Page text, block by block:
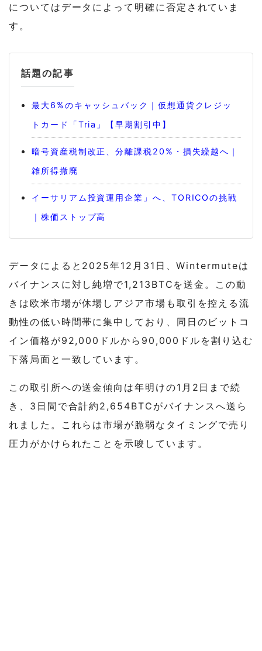
についてはデータによって明確に否定されていま
す。
話題の記事
最大6%のキャッシュバック｜仮想通貨クレジッ
トカード「Tria」【早期割引中】
暗号資産税制改正、分離課税20%・損失繰越へ｜
雑所得撤廃
イーサリアム投資運用企業」へ、TORICOの挑戦
｜株価ストップ高
データによると2025年12月31日、Wintermuteは
バイナンスに対し純増で1,213BTCを送金。この動
きは欧米市場が休場しアジア市場も取引を控える流
動性の低い時間帯に集中しており、同日のビットコ
イン価格が92,000ドルから90,000ドルを割り込む
下落局面と一致しています。
この取引所への送金傾向は年明けの1月2日まで続
き、3日間で合計約2,654BTCがバイナンスへ送ら
れました。これらは市場が脆弱なタイミングで売り
圧力がかけられたことを示唆しています。